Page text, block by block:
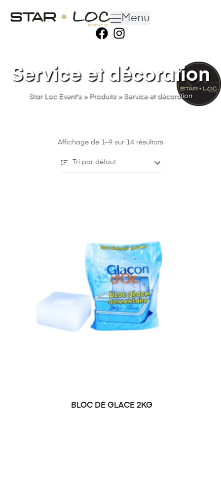
Menu
Star Loc Event's> Produits> Service et décoration
Service et décoration
Affichage de 1–9 sur 14 résultats
Tri par défaut
⁠ BLOC DE GLACE 2KG